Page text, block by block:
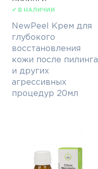
✔ В НАЛИЧИИ
NewPeel Крем для
глубокого
восстановления
кожи после пилинга
и других
агрессивных
процедур 20мл